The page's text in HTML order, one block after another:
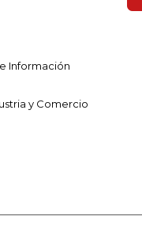
Información
y Comercio